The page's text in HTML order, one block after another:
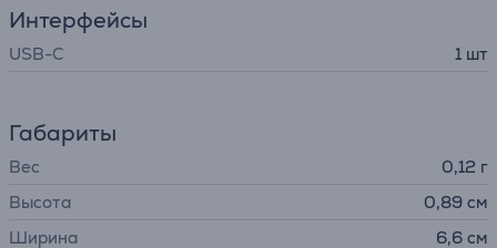
Интерфейсы
USB-C 1 шт
Габариты
Вес
0,12 г
Высота
0,89 см
Ширина
6,6 см